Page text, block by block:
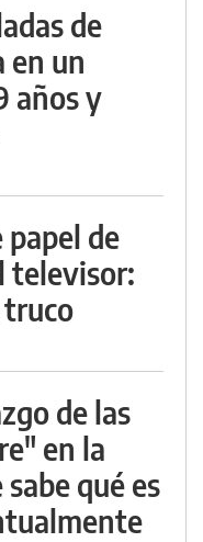
de
en un
años y
papel de
televisor:
truco
de las
en la
qué es